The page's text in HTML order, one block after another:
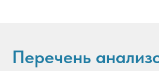
Перечень